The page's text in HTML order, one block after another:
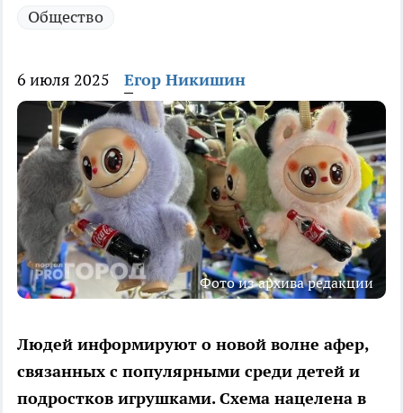
Общество
6 июля 2025 Егор Никишин
Фото из архива редакции
Людей информируют о новой волне афер,
связанных с популярными среди детей и
подростков игрушками. Схема нацелена в